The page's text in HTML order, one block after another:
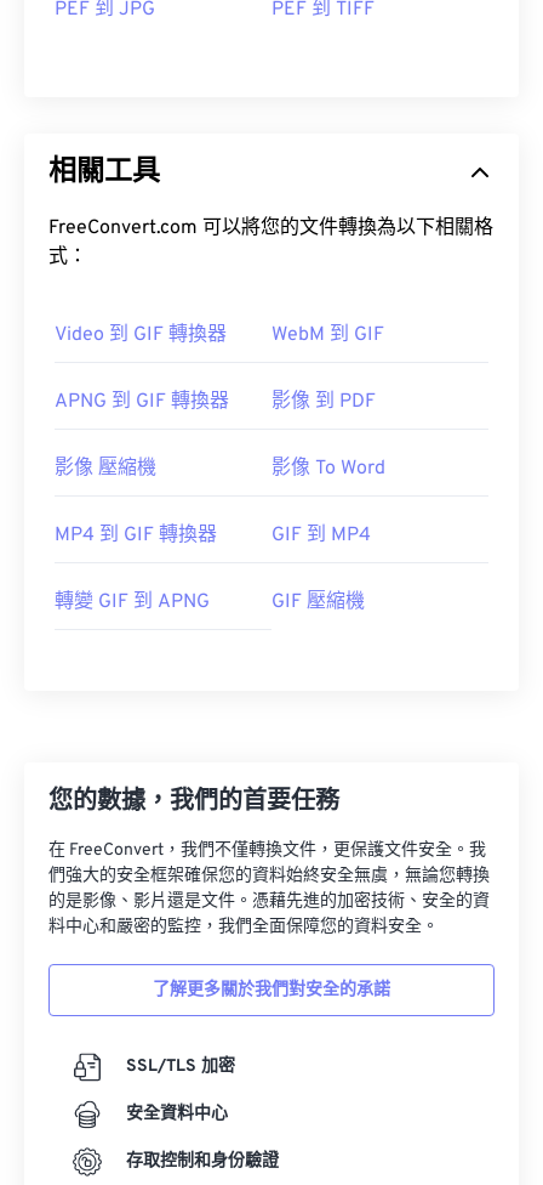
PEF 到 JPG PEF 到 TIFF
相關工具
FreeConvert.com 可以將您的文件轉換為以下相關格
式：
Video 到 GIF 轉換器 WebM 到 GIF
APNG 到 GIF 轉換器 影像 到 PDF
影像 壓縮機 影像 To Word
MP4 到 GIF 轉換器 GIF 到 MP4
轉變 GIF 到 APNG GIF 壓縮機
您的數據，我們的首要任務
在 FreeConvert，我們不僅轉換文件，更保護文件安全。我
們強大的安全框架確保您的資料始終安全無虞，無論您轉換
的是影像、影片還是文件。憑藉先進的加密技術、安全的資
料中心和嚴密的監控，我們全面保障您的資料安全。
了解更多關於我們對安全的承諾
SSL/TLS 加密
安全資料中心
存取控制和身份驗證